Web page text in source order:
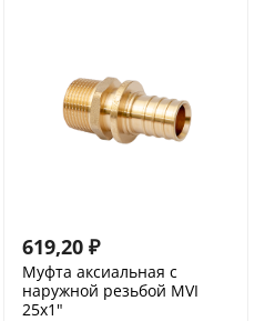
619,20 ₽
Муфта аксиальная с
наружной резьбой MVI
25x1"